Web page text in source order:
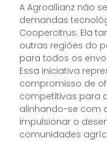
A Agroallianz não
demandas
Coopercitrus. Ela
outras regiões do
para todos os
Essa iniciativa
compromisso de
competitivas para
alinhando-se com
impulsionar o
comunidades